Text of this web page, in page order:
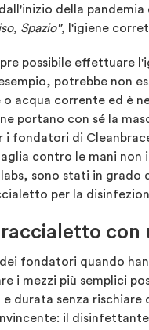
della
Spazio", l'igiene
possibile effettuare
potrebbe non
o acqua corrente ed è
portano con sé la
i fondatori di
contro le mani non
sono stati in grado
per la
con
fondatori quando
i mezzi più semplici
durata senza rischiare
il